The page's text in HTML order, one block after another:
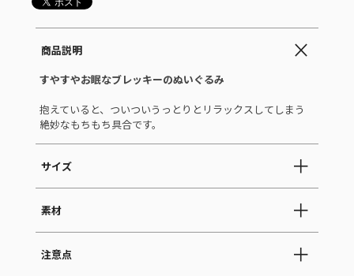
商品説明
すやすやお眠なブレッキーのぬいぐるみ
抱えていると、ついついうっとりとリラックスしてしまう
絶妙なもちもち具合です。
サイズ
素材
注意点